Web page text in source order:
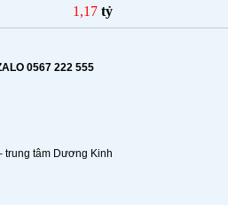
1,17 tỷ
0567 222 555
trung tâm Dương Kinh